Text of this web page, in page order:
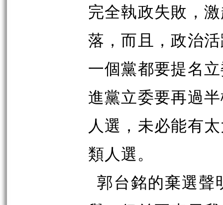
完全執政失敗，
落，而且，政治
一個黨都要提名
進黨立委要再過
人選，未必能有
類人選。
郭台銘的棄選聲